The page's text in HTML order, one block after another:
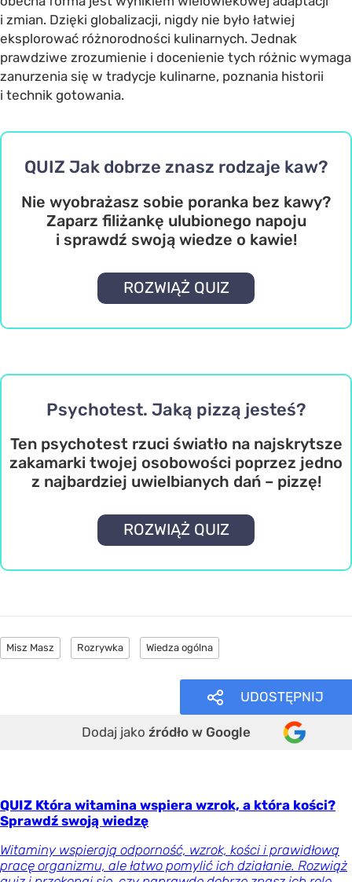
i zmian. Dzięki globalizacji, nigdy nie było łatwiej
eksplorować różnorodności kulinarnych. Jednak
prawdziwe zrozumienie i docenienie tych różnic wymaga
zanurzenia się w tradycje kulinarne, poznania historii
i technik gotowania.
QUIZ Jak dobrze znasz rodzaje kaw?
Nie wyobrażasz sobie poranka bez kawy?
Zaparz filiżankę ulubionego napoju
i sprawdź swoją wiedze o kawie!
ROZWIĄŻ QUIZ
Psychotest. Jaką pizzą jesteś?
Ten psychotest rzuci światło na najskrytsze
zakamarki twojej osobowości poprzez jedno
z najbardziej uwielbianych dań – pizzę!
ROZWIĄŻ QUIZ
Misz Masz Rozrywka Wiedza ogólna
UDOSTĘPNIJ
Dodaj jako źródło w Google
QUIZ Która witamina wspiera wzrok, a która kości?
Sprawdź swoją wiedzę
Witaminy wspierają odporność, wzrok, kości i prawidłową
pracę organizmu, ale łatwo pomylić ich działanie. Rozwiąż